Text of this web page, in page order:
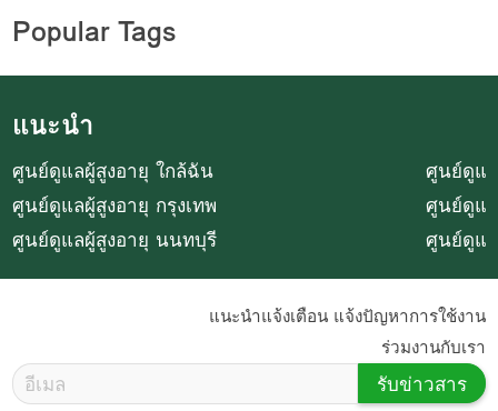
Popular Tags
แนะนำ
ศูนย์ดูแลผู้สูงอายุ ใกล้ฉัน
ศูนย์ดูแลผู้สูงอายุ กรุงเทพ
ศูนย์ดูแลผู้สูงอายุ นนทบุรี
ศูนย์ดูแ
ศูนย์ดูแ
ศูนย์ดูแ
แนะนำแจ้งเตือน แจ้งปัญหาการใช้งาน
ร่วมงานกับเรา
รับข่าวสาร